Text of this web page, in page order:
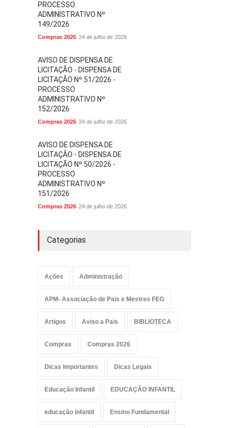
PROCESSO
ADMINISTRATIVO Nº
149/2026
Compras 2026 24 de julho de 2026
AVISO DE DISPENSA DE
LICITAÇÃO - DISPENSA DE
LICITAÇÃO Nº 51/2026 -
PROCESSO
ADMINISTRATIVO Nº
152/2026
Compras 2026 24 de julho de 2026
AVISO DE DISPENSA DE
LICITAÇÃO - DISPENSA DE
LICITAÇÃO Nº 50/2026 -
PROCESSO
ADMINISTRATIVO Nº
151/2026
Compras 2026 24 de julho de 2026
Categorias
Ações Administração
APM- Associação de Pais e Mestres FEG
Artigos Aviso a Pais BIBLIOTECA
Compras Compras 2026
Dicas Importantes Dicas Legais
Educação Infantil EDUCAÇÃO INFANTIL
educação infantil Ensino Fundamental